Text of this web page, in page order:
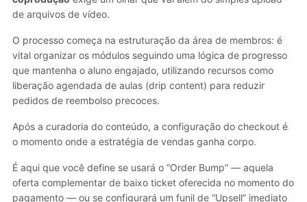
de arquivos de vídeo.
O processo começa na estruturação da área de membros: é
vital organizar os módulos seguindo uma lógica de progresso
que mantenha o aluno engajado, utilizando recursos como
liberação agendada de aulas (drip content) para reduzir
pedidos de reembolso precoces.
Após a curadoria do conteúdo, a configuração do checkout é
o momento onde a estratégia de vendas ganha corpo.
É aqui que você define se usará o “Order Bump” — aquela
oferta complementar de baixo ticket oferecida no momento do
pagamento — ou se configurará um funil de “Upsell” imediato